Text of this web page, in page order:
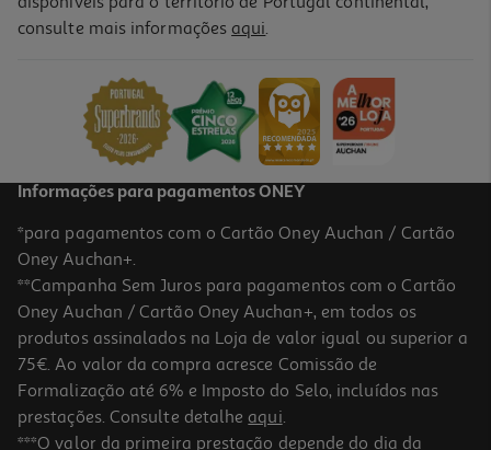
Bebida Vegetal Provida Aveia Bio Sem Glúten 1l
Price reduced from
5.0
Bebida Shoyce Aveia Sem Gluten 0% Açúcar 1l
consulte mais informações aqui.
Informações para pagamentos ONEY
*para pagamentos com o Cartão Oney Auchan / Cartão
Oney Auchan+.
**Campanha Sem Juros para pagamentos com o Cartão
Oney Auchan / Cartão Oney Auchan+, em todos os
produtos assinalados na Loja de valor igual ou superior a
75€. Ao valor da compra acresce Comissão de
Formalização até 6% e Imposto do Selo, incluídos nas
prestações. Consulte detalhe aqui.
***O valor da primeira prestação depende do dia da